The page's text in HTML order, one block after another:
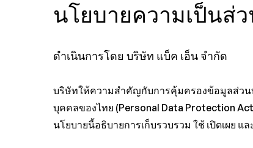
นโยบายความเป็นส่
ดำเนินการโดย บริษัท แบ็ค เอ็น จำกัด
บริษัทให้ความสำคัญกับการคุ้มครองข้อมูลส่ว
บุคคลของไทย (Personal Data Protection
นโยบายนี้อธิบายการเก็บรวบรวม ใช้ เปิดเผย